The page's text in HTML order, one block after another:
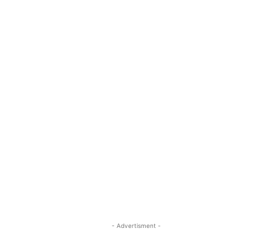
- Advertisment -